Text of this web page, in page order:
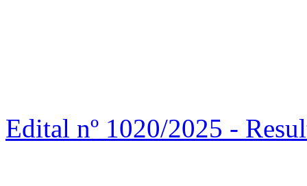
Edital nº 1020/2025 -